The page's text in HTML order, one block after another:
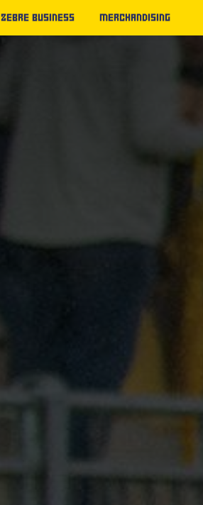
ZEBRE BUSINESS MERCHANDISING